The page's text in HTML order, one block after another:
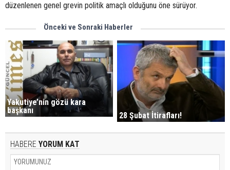
düzenlenen genel grevin politik amaçlı olduğunu öne sürüyor.
Önceki ve Sonraki Haberler
Yakutiye’nin gözü kara
başkanı
28 Şubat İtirafları!
HABERE YORUM KAT